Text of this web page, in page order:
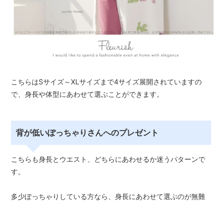
こちらはSサイズ～XLサイズまで4サイズ展開されていますの
で、身長や体型にあわせて選ぶことができます。
背が低いぽっちゃりさんへのプレゼント
こちらも身長とウエスト、どちらにあわせるか迷うパターンで
す。
多少ぽっちゃりしている方なら、身長にあわせて選ぶのが無難